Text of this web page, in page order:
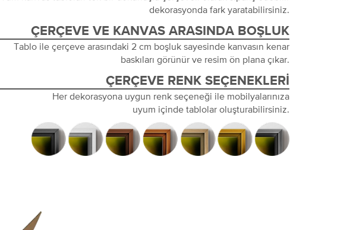
dekorasyonda fark yaratabilirsiniz.
ÇERÇEVE VE KANVAS ARASINDA BOŞLUK
Tablo ile çerçeve arasındaki 2 cm boşluk sayesinde kanvasın kenar
baskıları görünür ve resim ön plana çıkar.
ÇERÇEVE RENK SEÇENEKLERI
Her dekorasyona uygun renk seçeneği ile mobilyalarınıza
uyum içinde tablolar oluşturabilirsiniz.